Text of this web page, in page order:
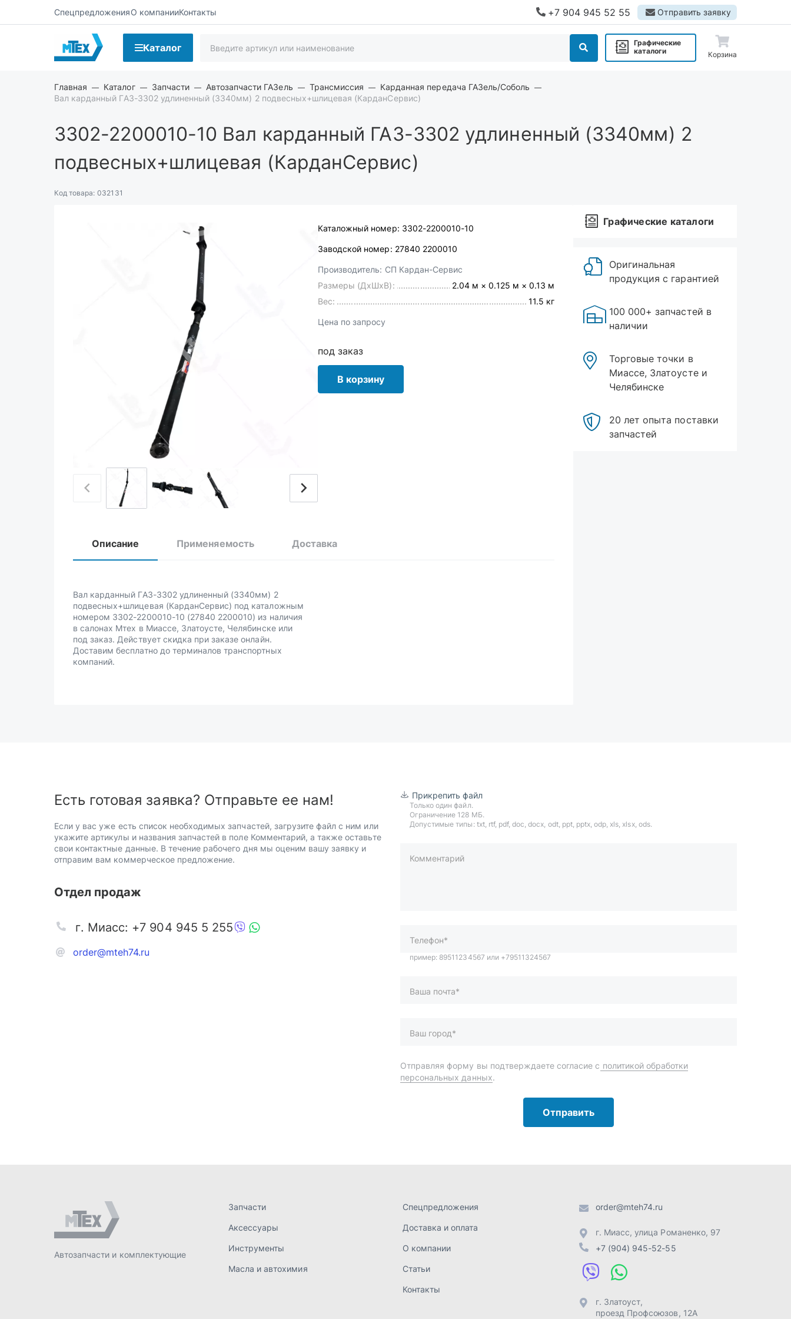
СпецпредложенияО компанииКонтакты +7 904 945 52 55 Отправить заявку
Каталог
Графические
каталоги
Корзина
Главная Каталог Запчасти Автозапчасти ГАЗель Трансмиссия
Карданная передача ГАЗель/Соболь
Вал карданный ГАЗ-3302 удлиненный (3340мм) 2 подвесных+шлицевая (КарданСервис)
3302-2200010-10 Вал карданный ГАЗ-3302 удлиненный (3340мм) 2
подвесных+шлицевая (КарданСервис)
Код товара: 032131
Каталожный номер: 3302-2200010-10
Заводской номер: 27840 2200010
Производитель: СП Кардан-Сервис
Размеры (ДхШхВ):
2.04 м × 0.125 м × 0.13 м
Вес:
11.5 кг
Цена по запросу
под заказ
В корзину
Описание Применяемость Доставка
Вал карданный ГАЗ-3302 удлиненный (3340мм) 2
подвесных+шлицевая (КарданСервис) под каталожным
номером 3302-2200010-10 (27840 2200010) из наличия
в салонах Мтех в Миассе, Златоусте, Челябинске или
под заказ. Действует скидка при заказе онлайн.
Доставим бесплатно до терминалов транспортных
компаний.
Графические каталоги
Оригинальная
продукция с гарантией
100 000+ запчастей в
наличии
Торговые точки в
Миассе, Златоусте и
Челябинске
20 лет опыта поставки
запчастей
Есть готовая заявка? Отправьте ее нам!
Если у вас уже есть список необходимых запчастей, загрузите файл с ним или
укажите артикулы и названия запчастей в поле Комментарий, а также оставьте
свои контактные данные. В течение рабочего дня мы оценим вашу заявку и
отправим вам коммерческое предложение.
Отдел продаж
order@mteh74.ru
г. Миасс: +7 904 945 5 255
Прикрепить файл
Только один файл.
Ограничение 128 МБ.
Допустимые типы: txt, rtf, pdf, doc, docx, odt, ppt, pptx, odp, xls, xlsx, ods.
Комментарий
пример: 89511234567 или +79511324567
Отправить
Доставка и оплата
+7 (904) 945-52-55
г. Челябинск,Свердловский
тракт, 3Е